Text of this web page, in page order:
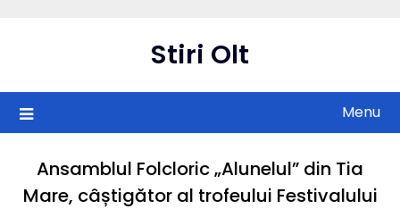
Stiri Olt
Menu
Ansamblul Folcloric „Alunelul” din Tia
Mare, câștigător al trofeului Festivalului